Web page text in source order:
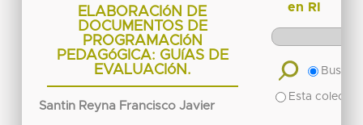
ELABORACIóN DE
DOCUMENTOS DE
PROGRAMACIóN
PEDAGóGICA: GUíAS DE
EVALUACIóN.
Santin Reyna Francisco Javier
en RI
Buscar
Esta